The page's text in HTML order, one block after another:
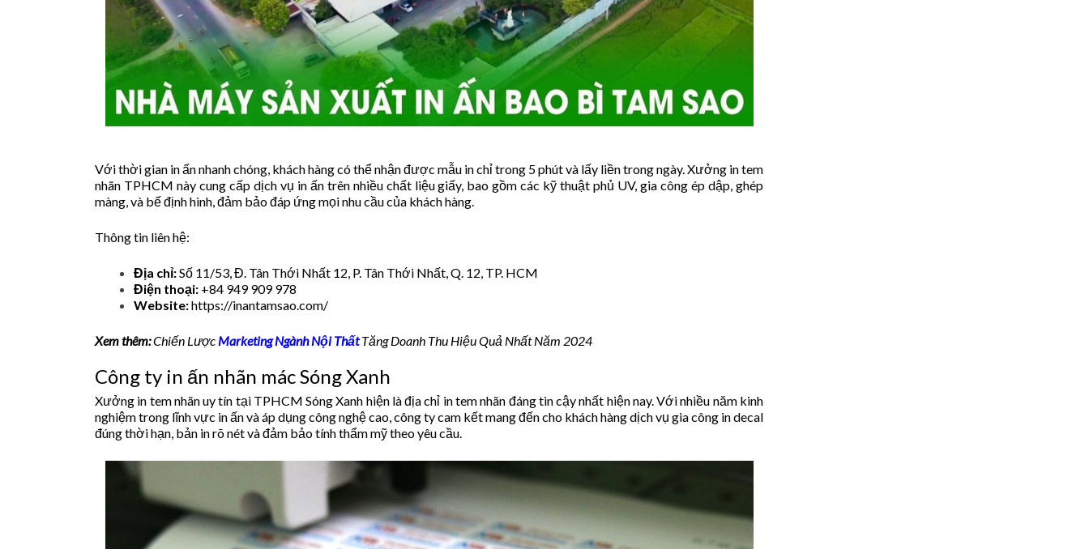
Với thời gian in ấn nhanh chóng, khách hàng có thể nhận được mẫu in chỉ trong 5 phút và lấy liền trong ngày. Xưởng in tem
nhãn TPHCM này cung cấp dịch vụ in ấn trên nhiều chất liệu giấy, bao gồm các kỹ thuật phủ UV, gia công ép dập, ghép
màng, và bế định hình, đảm bảo đáp ứng mọi nhu cầu của khách hàng.
Thông tin liên hệ:
Địa chỉ:Số 11/53, Đ. Tân Thới Nhất 12, P. Tân Thới Nhất, Q. 12, TP. HCM
Điện thoại: +84 949 909 978
Website:https://inantamsao.com/
Xem thêm:Chiến Lược Marketing Ngành Nội Thất Tăng Doanh Thu Hiệu Quả Nhất Năm 2024
Công ty in ấn nhãn mác Sóng Xanh
Xưởng in tem nhãn uy tín tại TPHCM Sóng Xanh hiện là địa chỉ in tem nhãn đáng tin cậy nhất hiện nay. Với nhiều năm kinh
nghiệm trong lĩnh vực in ấn và áp dụng công nghệ cao, công ty cam kết mang đến cho khách hàng dịch vụ gia công in decal
đúng thời hạn, bản in rõ nét và đảm bảo tính thẩm mỹ theo yêu cầu.